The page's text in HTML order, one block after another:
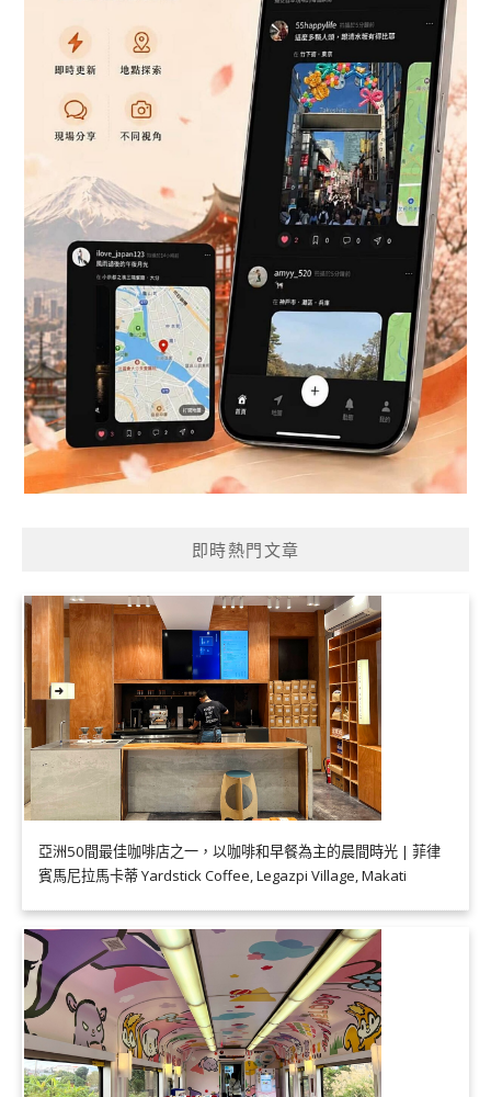
即時熱門文章
亞洲50間最佳咖啡店之一，以咖啡和早餐為主的晨間時光 | 菲律
賓馬尼拉馬卡蒂 Yardstick Coffee, Legazpi Village, Makati